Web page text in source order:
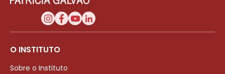
O INSTITUTO
Sobre o Instituto